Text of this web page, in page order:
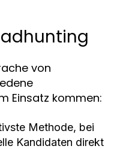
von
Einsatz kommen:
Methode, bei
Kandidaten direkt